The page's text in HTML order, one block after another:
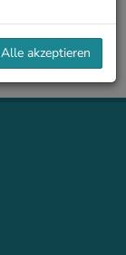
Alle akzeptieren